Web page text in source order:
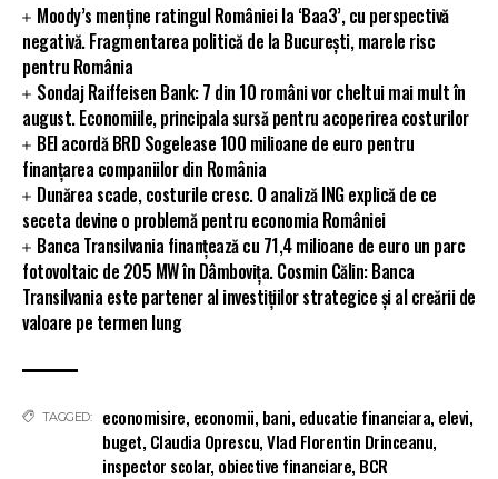
Moody’s menține ratingul României la ‘Baa3’, cu perspectivă
negativă. Fragmentarea politică de la București, marele risc
pentru România
Sondaj Raiffeisen Bank: 7 din 10 români vor cheltui mai mult în
august. Economiile, principala sursă pentru acoperirea costurilor
BEI acordă BRD Sogelease 100 milioane de euro pentru
finanțarea companiilor din România
Dunărea scade, costurile cresc. O analiză ING explică de ce
seceta devine o problemă pentru economia României
Banca Transilvania finanțează cu 71,4 milioane de euro un parc
fotovoltaic de 205 MW în Dâmbovița. Cosmin Călin: Banca
Transilvania este partener al investițiilor strategice și al creării de
valoare pe termen lung
TAGGED: economisire, economii, bani, educatie financiara, elevi,
buget, Claudia Oprescu,Vlad Florentin Drinceanu,
inspector scolar, obiective financiare, BCR